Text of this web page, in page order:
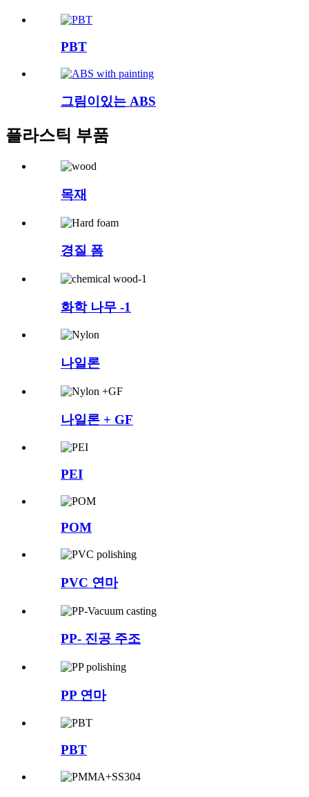
PBT
그림이있는 ABS
플라스틱 부품
목재
경질 폼
화학 나무 -1
나일론
나일론 + GF
PEI
POM
PVC 연마
PP- 진공 주조
PP 연마
PBT